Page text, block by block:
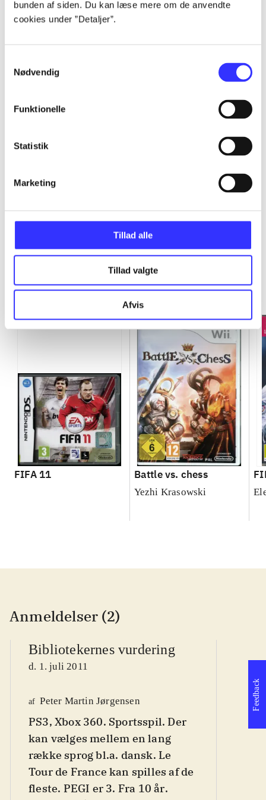
bunden af siden. Du kan læse mere om de anvendte
cookies under ”Detaljer”.
Nødvendig
Funktionelle
Statistik
Marketing
Tillad alle
Tillad valgte
Afvis
Alle registrerede artikler fordelt på udgivelser
Minder om
FIFA 11 Battle vs. chess
Yezhi Krasowski
Anmeldelser (2)
Bibliotekernes vurdering
d. 1. juli 2011
af Peter Martin Jørgensen
PS3, Xbox 360. Sportsspil. Der
kan vælges mellem en lang
række sprog bl.a. dansk. Le
Tour de France kan spilles af de
fleste. PEGI er 3. Fra 10 år.
Feedback